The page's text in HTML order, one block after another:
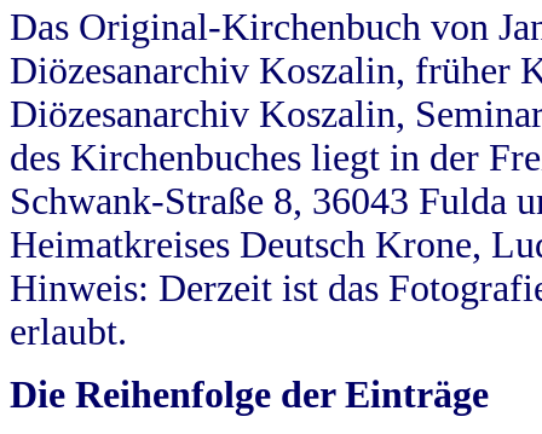
Das Original-Kirchenbuch von
Diözesanarchiv Koszalin, früher
Diözesanarchiv Koszalin,
des Kirchenbuches liegt in der
Schwank-Straße 8, 36043 Fulda
Heimatkreises Deutsch Krone,
Hinweis: Derzeit ist das
erlaubt.
Die Reihenfolge der Einträge